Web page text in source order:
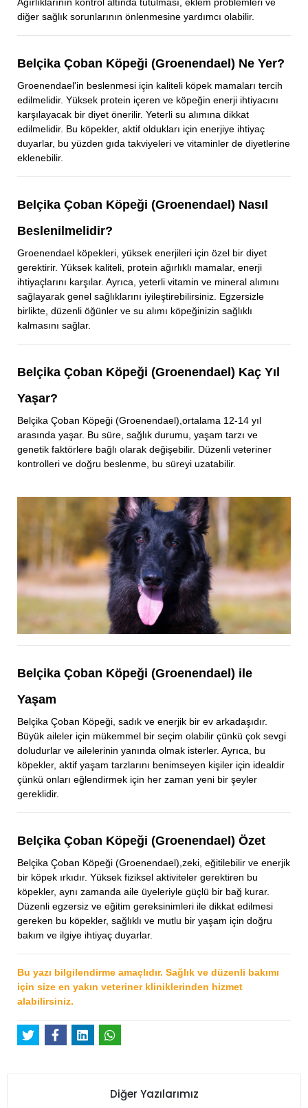
diğer sağlık sorunlarının önlenmesine yardımcı olabilir.
Belçika Çoban Köpeği (Groenendael) Ne Yer?
Groenendael'in beslenmesi için kaliteli köpek mamaları tercih
edilmelidir. Yüksek protein içeren ve köpeğin enerji ihtiyacını
karşılayacak bir diyet önerilir. Yeterli su alımına dikkat
edilmelidir. Bu köpekler, aktif oldukları için enerjiye ihtiyaç
duyarlar, bu yüzden gıda takviyeleri ve vitaminler de diyetlerine
eklenebilir.
Belçika Çoban Köpeği (Groenendael) Nasıl
Beslenilmelidir?
Groenendael köpekleri, yüksek enerjileri için özel bir diyet
gerektirir. Yüksek kaliteli, protein ağırlıklı mamalar, enerji
ihtiyaçlarını karşılar. Ayrıca, yeterli vitamin ve mineral alımını
sağlayarak genel sağlıklarını iyileştirebilirsiniz. Egzersizle
birlikte, düzenli öğünler ve su alımı köpeğinizin sağlıklı
kalmasını sağlar.
Belçika Çoban Köpeği (Groenendael) Kaç Yıl
Yaşar?
Belçika Çoban Köpeği (Groenendael),ortalama 12-14 yıl
arasında yaşar. Bu süre, sağlık durumu, yaşam tarzı ve
genetik faktörlere bağlı olarak değişebilir. Düzenli veteriner
kontrolleri ve doğru beslenme, bu süreyi uzatabilir.
Belçika Çoban Köpeği (Groenendael) ile
Yaşam
Belçika Çoban Köpeği, sadık ve enerjik bir ev arkadaşıdır.
Büyük aileler için mükemmel bir seçim olabilir çünkü çok sevgi
doludurlar ve ailelerinin yanında olmak isterler. Ayrıca, bu
köpekler, aktif yaşam tarzlarını benimseyen kişiler için idealdir
çünkü onları eğlendirmek için her zaman yeni bir şeyler
gereklidir.
Belçika Çoban Köpeği (Groenendael) Özet
Belçika Çoban Köpeği (Groenendael),zeki, eğitilebilir ve enerjik
bir köpek ırkıdır. Yüksek fiziksel aktiviteler gerektiren bu
köpekler, aynı zamanda aile üyeleriyle güçlü bir bağ kurar.
Düzenli egzersiz ve eğitim gereksinimleri ile dikkat edilmesi
gereken bu köpekler, sağlıklı ve mutlu bir yaşam için doğru
bakım ve ilgiye ihtiyaç duyarlar.
Bu yazı bilgilendirme amaçlıdır. Sağlık ve düzenli bakımı
için size en yakın veteriner kliniklerinden hizmet
alabilirsiniz.
Diğer Yazılarımız